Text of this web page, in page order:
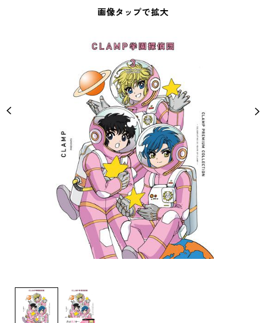
画像タップで拡大